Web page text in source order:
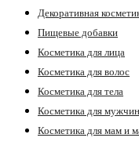
Декоративная
Пищевые добавки
Косметика для лица
Косметика для волос
Косметика для тела
Косметика для мужчин
Косметика для мам и